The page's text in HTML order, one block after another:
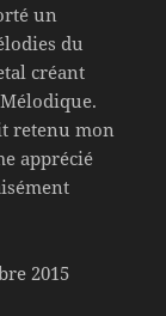
un
du
créant
retenu mon
apprécié
2015